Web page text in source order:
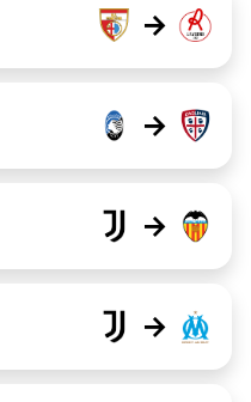
→
→
→
→